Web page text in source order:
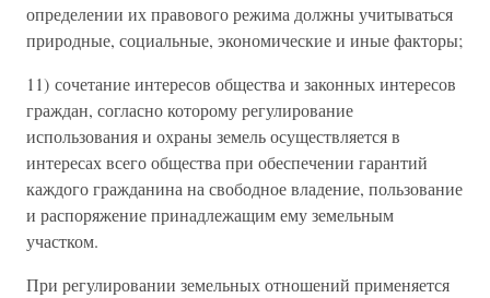
определении их правового режима должны учитываться
природные, социальные, экономические и иные факторы;
11) сочетание интересов общества и законных интересов
граждан, согласно которому регулирование
использования и охраны земель осуществляется в
интересах всего общества при обеспечении гарантий
каждого гражданина на свободное владение, пользование
и распоряжение принадлежащим ему земельным
участком.
При регулировании земельных отношений применяется